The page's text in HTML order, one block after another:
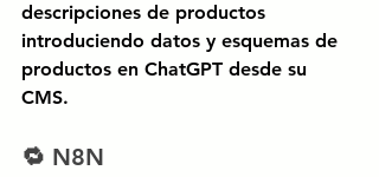
descripciones de productos
introduciendo datos y esquemas de
productos en ChatGPT desde su
CMS.
🔁 N8N